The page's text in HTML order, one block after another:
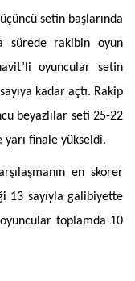
setin başlarında
sürede rakibin oyun
oyuncular setin
kadar açtı. Rakip
beyazlılar seti 25-22
finale yükseldi.
en skorer
13 sayıyla galibiyette
oyuncular toplamda 10